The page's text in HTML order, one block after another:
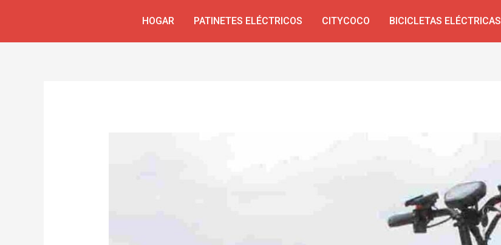
HOGAR PATINETES ELÉCTRICOS CITYCOCO BICICLETAS ELÉCTRICAS